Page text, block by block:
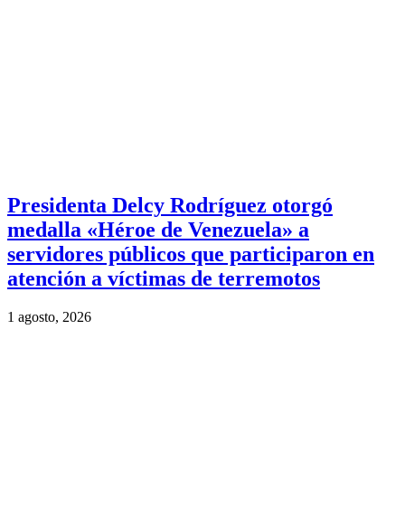
Presidenta Delcy Rodríguez otorgó
medalla «Héroe de Venezuela» a
servidores públicos que participaron en
atención a víctimas de terremotos
1 agosto, 2026